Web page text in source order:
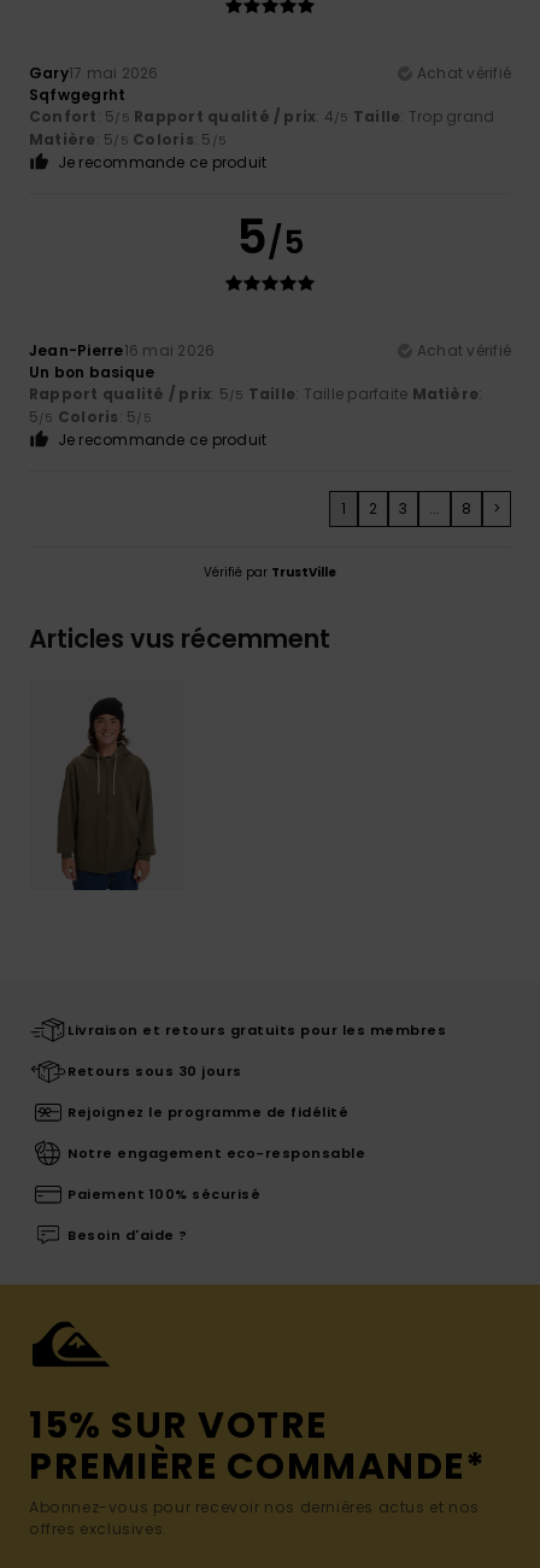
Gary17 mai 2026
Achat vérifié
Sqfwgegrht
Confort: 5/5 Rapport qualité / prix: 4/5 Taille: Trop grand
Matière: 5/5 Coloris: 5 /5
Je recommande ce produit
5/5
Jean-Pierre16 mai 2026
Achat vérifié
Un bon basique
Rapport qualité / prix: 5/5 Taille: Taille parfaite Matière:
5/5 Coloris: 5/5
Je recommande ce produit
1 2 3 ... 8 >
Vérifié par TrustVille
Articles vus récemment
Livraison et retours gratuits pour les membres
Retours sous 30 jours
Rejoignez le programme de fidélité
Notre engagement eco-responsable
Paiement 100% sécurisé
Besoin d'aide ?
15% SUR VOTRE
PREMIÈRE COMMANDE*
Abonnez-vous pour recevoir nos dernières actus et nos
offres exclusives.